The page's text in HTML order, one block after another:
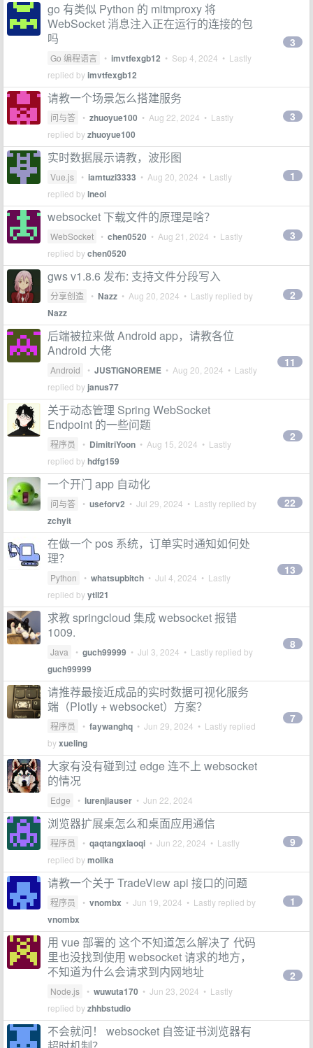
go 有类似 Python 的 mitmproxy 将
WebSocket 消息注入正在运行的连接的包
吗
Go 编程语言 • imvtfexgb12 • Sep 4, 2024 • Lastly
replied byimvtfexgb12
3
请教一个场景怎么搭建服务
问与答 • zhuoyue100 • Aug 22, 2024 • Lastly
replied byzhuoyue100
3
实时数据展示请教，波形图
Vue.js • iamtuzi3333 • Aug 20, 2024 • Lastly
replied bylneoi
1
websocket 下载文件的原理是啥？
WebSocket • chen0520 • Aug 21, 2024 • Lastly
replied bychen0520
3
gws v1.8.6 发布: 支持文件分段写入
分享创造 • Nazz • Aug 20, 2024 • Lastly replied by
Nazz
2
后端被拉来做 Android app，请教各位
Android 大佬
Android • JUSTIGNOREME • Aug 20, 2024 • Lastly
replied by janus77
11
关于动态管理 Spring WebSocket
Endpoint 的一些问题
程序员 • DimitriYoon • Aug 15, 2024 • Lastly
replied byhdfg159
2
一个开门 app 自动化
问与答 • useforv2 • Jul 29, 2024 • Lastly replied by
zchyit
22
在做一个 pos 系统，订单实时通知如何处
理？
Python • whatsupbitch • Jul 4, 2024 • Lastly
replied byytll21
13
求教 springcloud 集成 websocket 报错
1009.
Java • guch99999 • Jul 3, 2024 • Lastly replied by
guch99999
8
请推荐最接近成品的实时数据可视化服务
端（Plotly + websocket）方案？
程序员 • faywanghq • Jun 29, 2024 • Lastly replied
byxueling
7
大家有没有碰到过 edge 连不上 websocket
的情况
Edge • lurenjiauser • Jun 22, 2024
浏览器扩展桌怎么和桌面应用通信
程序员 • qaqtangxiaoqi • Jun 22, 2024 • Lastly
replied bymolika
9
请教一个关于 TradeView api 接口的问题
程序员 • vnombx • Jun 19, 2024 • Lastly replied by
vnombx
1
用 vue 部署的 这个不知道怎么解决了 代码
里也没找到使用 websocket 请求的地方，
不知道为什么会请求到内网地址
Node.js • wuwuta170 • Jun 23, 2024 • Lastly
replied byzhhbstudio
2
不会就问！ websocket 自签证书浏览器有